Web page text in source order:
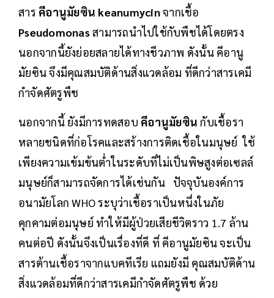
สาร คีอานูมัยซิน keanumycinจากเชื้อ
Pseudomonasสามารถนำไปใช้กับพืชได้โดยตรง
นอกจากนี้ยังย่อยสลายได้ทางชีวภาพ ดังนั้น คีอานู
มัยซิน จึงมีคุณสมบัติด้านสิ่งแวดล้อม ที่ดีกว่าสารเคมี
กำจัดศัตรูพืช
นอกจากนี้ ยังมีการทดสอบ คีอานูมัยซิน กับเชื้อรา
หลายชนิดที่ก่อโรคและสร้างการติดเชื้อในมนุษย์ ใช้
เพียงความเข้มข้นต่ำในระดับที่ไม่เป็นพิษสูงต่อเซลล์
มนุษย์ก็สามารถจัดการได้เช่นกัน ปัจจุบันองค์การ
อนามัยโลก WHO ระบุว่าเชื้อราเป็นหนึ่งในภัย
คุกคามต่อมนุษย์ ทำให้มีผู้ป่วยเสียชีวิตราว 1.7 ล้าน
คนต่อปี ดังนั้นจึงเป็นเรื่องที่ดี ที่ คีอานูมัยซิน จะเป็น
สารต้านเชื้อราจากแบคทีเรีย แถมยังมี คุณสมบัติด้าน
สิ่งแวดล้อมที่ดีกว่าสารเคมีกำจัดศัตรูพืช ด้วย